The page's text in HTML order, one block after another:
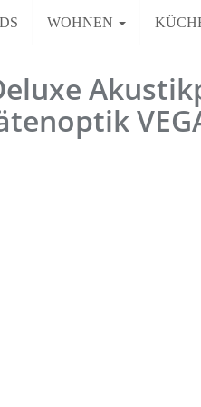
WOHNEN